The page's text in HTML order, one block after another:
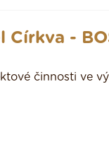
Církva -
činnosti ve